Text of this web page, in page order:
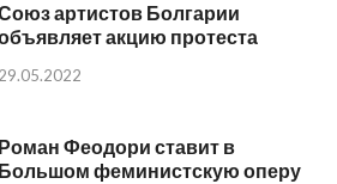
артистов Болгарии
акцию протеста
29.05.2022
Роман Феодори ставит в
Большом феминистскую оперу